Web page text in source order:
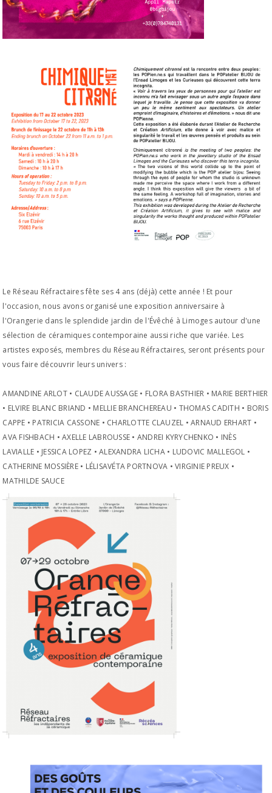
Le Réseau Réfractaires fête ses 4 ans (déjà) cette année ! Et pour
l'occasion, nous avons organisé une exposition anniversaire à
l'Orangerie dans le splendide jardin de l'Évêché à Limoges autour d'une
sélection de céramiques contemporaine aussi riche que variée. Les
artistes exposés, membres du Réseau Réfractaires, seront présents pour
vous faire découvrir leurs univers :
AMANDINE ARLOT • CLAUDE AUSSAGE • FLORA BASTHIER • MARIE BERTHIER
• ELVIRE BLANC BRIAND • MELLIE BRANCHEREAU • THOMAS CADITH • BORIS
CAPPE • PATRICIA CASSONE • CHARLOTTE CLAUZEL • ARNAUD ERHART •
AVA FISHBACH • AXELLE LABROUSSE • ANDREI KYRYCHENKO • INÈS
LAVIALLE • JESSICA LOPEZ • ALEXANDRA LICHA • LUDOVIC MALLEGOL •
CATHERINE MOSSIÈRE • LÉLISAVÉTA PORTNOVA • VIRGINIE PREUX •
MATHILDE SAUCE